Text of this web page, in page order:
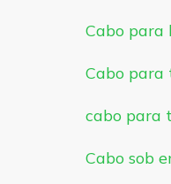
Cabo para
Cabo para
cabo para
Cabo sob